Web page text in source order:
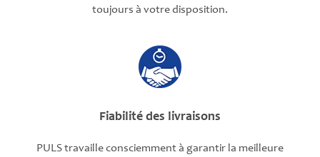
toujours à votre disposition.
Fiabilité des livraisons
PULS travaille consciemment à garantir la meilleure